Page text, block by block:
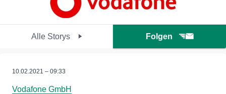
Alle Storys Folgen
10.02.2021 – 09:33
Vodafone GmbH